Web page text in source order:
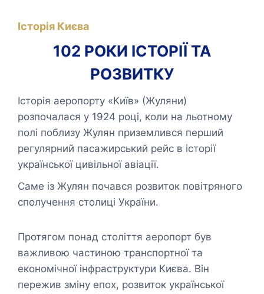
Історія Києва
102 РОКИ ІСТОРІЇ ТА
РОЗВИТКУ
Історія аеропорту «Київ» (Жуляни)
розпочалася у 1924 році, коли на льотному
полі поблизу Жулян приземлився перший
регулярний пасажирський рейс в історії
української цивільної авіації.
Саме із Жулян почався розвиток повітряного
сполучення столиці України.
Протягом понад століття аеропорт був
важливою частиною транспортної та
економічної інфраструктури Києва. Він
пережив зміну епох, розвиток української